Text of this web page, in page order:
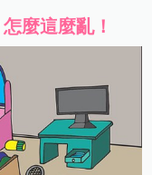
麼這麼亂！